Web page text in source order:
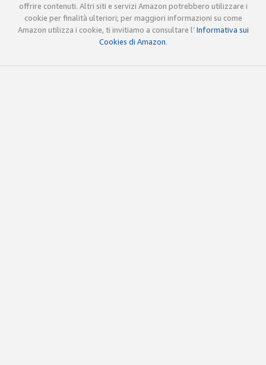
offrire contenuti. Altri siti e servizi Amazon potrebbero utilizzare i
cookie per finalità ulteriori; per maggiori informazioni su come
Amazon utilizza i cookie, ti invitiamo a consultare l’Informativa sui
Cookies di Amazon.